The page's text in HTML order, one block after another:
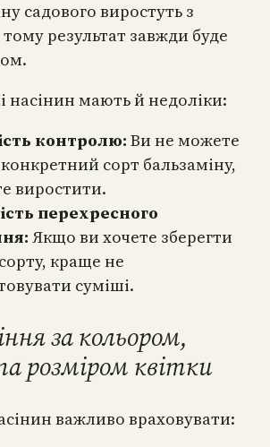
садового виростуть з
результат завжди буде
насінин мають й недоліки:
контролю: Ви не можете
сорт бальзаміну,
виростити.
перехресного
Якщо ви хочете зберегти
краще не
суміші.
за кольором,
розміром квітки
важливо враховувати: